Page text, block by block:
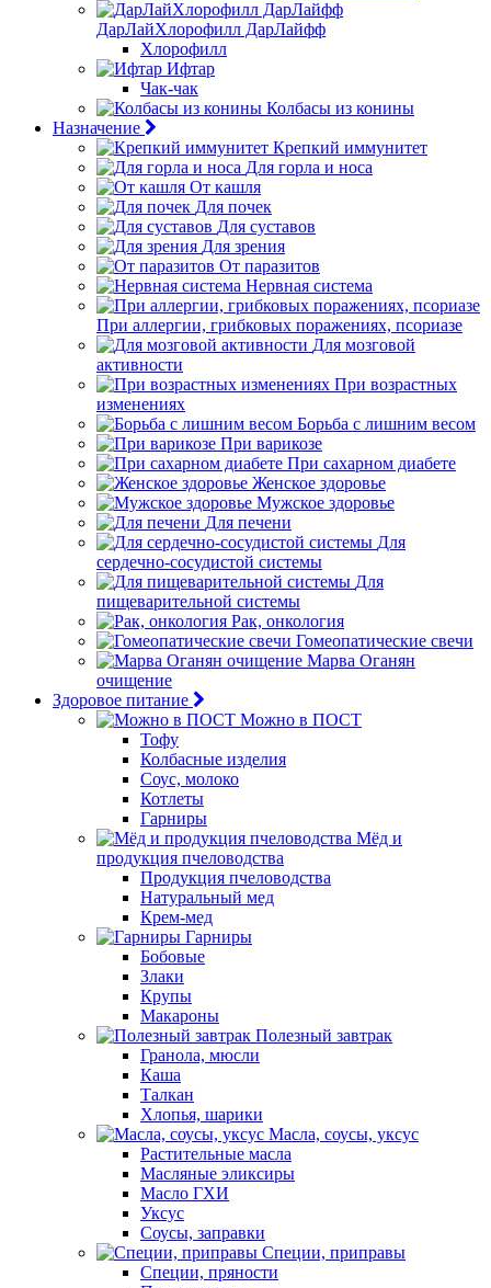
ДарЛайХлорофилл ДарЛайфф
Хлорофилл
Ифтар
Чак-чак
Колбасы из конины
Назначение
Крепкий иммунитет
Для горла и носа
От кашля
Для почек
Для суставов
Для зрения
От паразитов
Нервная система
При аллергии, грибковых поражениях, псориазе
Для мозговой
активности
При возрастных
изменениях
Борьба с лишним весом
При варикозе
При сахарном диабете
Женское здоровье
Мужское здоровье
Для печени
Для
сердечно-сосудистой системы
Для
пищеварительной системы
Рак, онкология
Гомеопатические свечи
Марва Оганян
очищение
Здоровое питание
Можно в ПОСТ
Тофу
Колбасные изделия
Соус, молоко
Котлеты
Гарниры
Мёд и
продукция пчеловодства
Продукция пчеловодства
Натуральный мед
Крем-мед
Гарниры
Бобовые
Злаки
Крупы
Макароны
Полезный завтрак
Гранола, мюсли
Каша
Талкан
Хлопья, шарики
Масла, соусы, уксус
Растительные масла
Масляные эликсиры
Масло ГХИ
Уксус
Соусы, заправки
Специи, приправы
Специи, пряности